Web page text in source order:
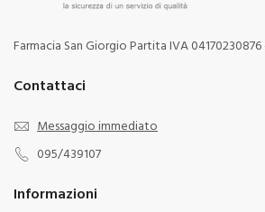
Farmacia San Giorgio Partita IVA 04170230876
Contattaci
Messaggio immediato
095/439107
Informazioni